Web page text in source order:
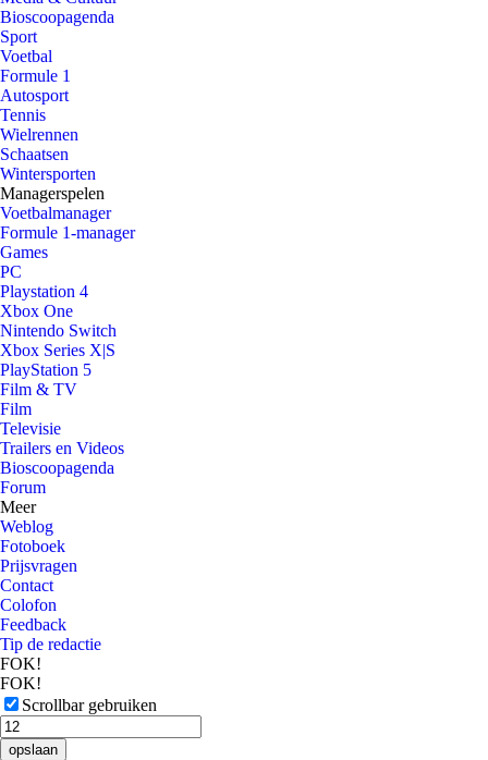
Bioscoopagenda
Sport
Voetbal
Formule 1
Autosport
Tennis
Wielrennen
Schaatsen
Wintersporten
Managerspelen
Voetbalmanager
Formule 1-manager
Games
PC
Playstation 4
Xbox One
Nintendo Switch
Xbox Series X|S
PlayStation 5
Film & TV
Film
Televisie
Trailers en Videos
Bioscoopagenda
Forum
Meer
Weblog
Fotoboek
Prijsvragen
Contact
Colofon
Feedback
Tip de redactie
FOK!
FOK!
Scrollbar gebruiken
opslaan